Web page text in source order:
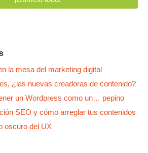
la mesa del marketing digital
¿las nuevas creadoras de contenido?
un Wordpress como un… pepino
SEO y cómo arreglar tus contenidos
oscuro del UX